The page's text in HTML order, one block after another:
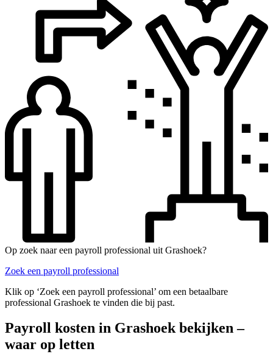
Op zoek naar een payroll professional uit Grashoek?
Zoek een payroll professional
Klik op ‘Zoek een payroll professional’ om een betaalbare
professional Grashoek te vinden die bij past.
Payroll kosten in Grashoek bekijken –
waar op letten